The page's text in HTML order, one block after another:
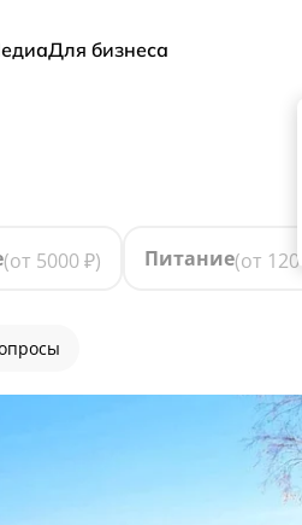
Для бизнеса
(от 5000 ₽) Питание(от